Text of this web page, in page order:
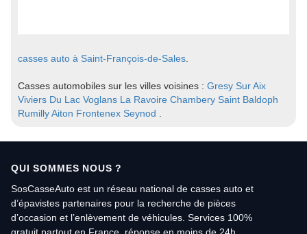
casses auto à Saint-François-de-Sales
Casses automobiles sur les villes voisines : Gresy Sur Aix
Viviers Du Lac Voglans La Ravoire Chambery Saint Baldoph
RumillyAiton Frontenex Seynod
QUI SOMMES NOUS ?
SosCasseAuto est un réseau national de casses auto et
d’épavistes partenaires pour la recherche de pièces
d’occasion et l’enlèvement de véhicules. Services 100%